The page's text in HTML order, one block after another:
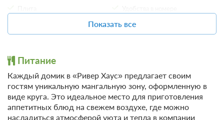
16 фото
A-frame «Графит» домик из дерева 4х
Терраса
Отдых
Телевизор
Ежедневная уборка номеров
Другое
Не допускается размещение
с домашними животными
Показать все
Питание
Каждый домик в «Ривер Хаус» предлагает своим
гостям уникальную мангальную зону, оформленную в
виде круга. Это идеальное место для приготовления
аппетитных блюд на свежем воздухе, где можно
насладиться атмосферой уюта и тепла в компании